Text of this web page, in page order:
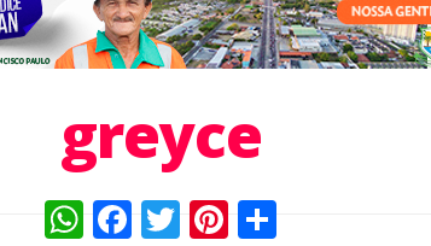
greyce
WhatsApp
Facebook
TwitterPinterest